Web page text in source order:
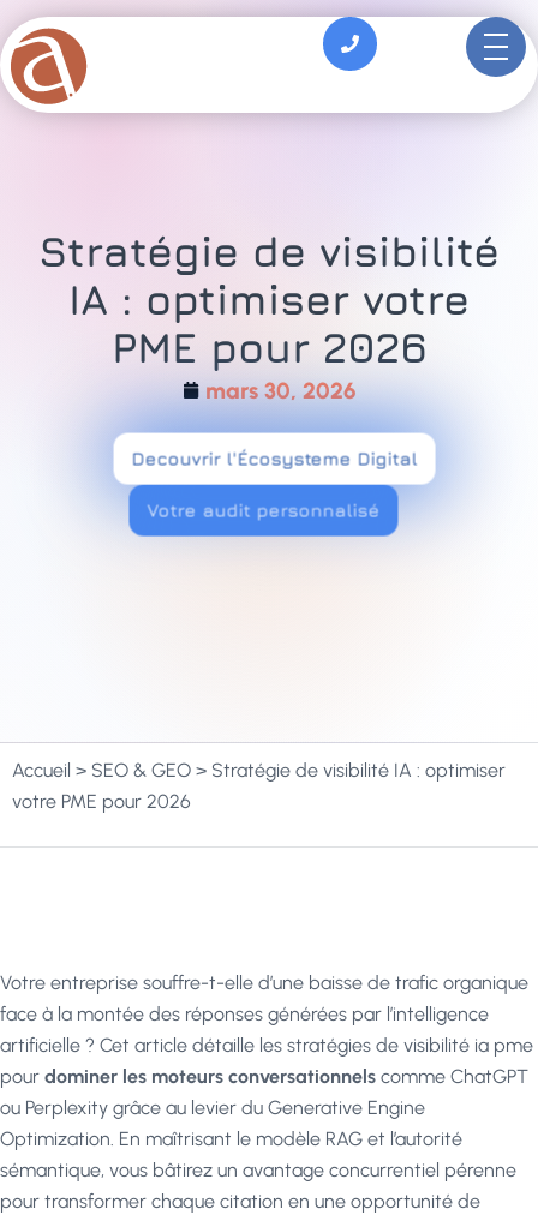
principal
Stratégie de visibilité
IA : optimiser votre
PME pour 2026
mars 30, 2026
Decouvrir l'Écosysteme Digital
Votre audit personnalisé
Accueil > SEO & GEO > Stratégie de visibilité IA : optimiser
votre PME pour 2026
Votre entreprise souffre-t-elle d’une baisse de trafic organique
face à la montée des réponses générées par l’intelligence
artificielle ? Cet article détaille les stratégies de visibilité ia pme
pour dominer les moteurs conversationnels comme ChatGPT
ou Perplexity grâce au levier du Generative Engine
Optimization. En maîtrisant le modèle RAG et l’autorité
sémantique, vous bâtirez un avantage concurrentiel pérenne
pour transformer chaque citation en une opportunité de